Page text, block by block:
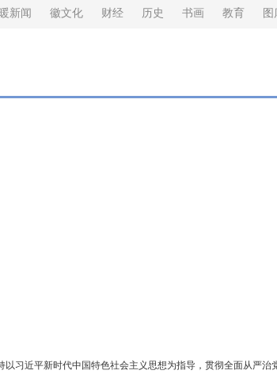
暖新闻 徽文化 财经 历史 书画 教育 图
近平新时代中国特色社会主义思想为指导，贯彻全面从严治